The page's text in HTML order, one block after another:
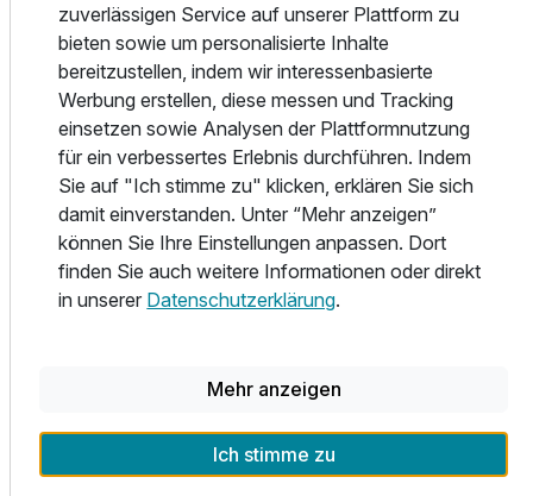
Hier sind einige der besten Ausflugstipps für jede
Jahreszeit:
Sommer:
 Wandern in den Alpen: Die Region rund um Bruck an der
Mur bietet zahlreiche
Wanderwege, die von leichten Spaziergängen bis zu
anspruchsvolleren Routen
reichen. Besonders empfehlenswert sind Wanderungen
auf den Hochlantsch, den
Hausberg der Region, oder zur Bärenschützklamm, einer
 Radfahren entlang der Mur: Der gut ausgebaute
und Radfahrer, die die Natur genießen möchten. Der Weg
führt entlang des Flusses
zuverlässigen Service auf unserer Plattform zu
bieten sowie um personalisierte Inhalte
bereitzustellen, indem wir interessenbasierte
Werbung erstellen, diese messen und Tracking
einsetzen sowie Analysen der Plattformnutzung
für ein verbessertes Erlebnis durchführen. Indem
Sie auf "Ich stimme zu" klicken, erklären Sie sich
damit einverstanden. Unter “Mehr anzeigen”
können Sie Ihre Einstellungen anpassen. Dort
finden Sie auch weitere Informationen oder direkt
in unserer Datenschutzerklärung.
Mehr anzeigen
Ich stimme zu